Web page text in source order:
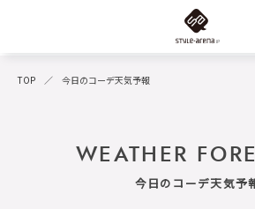
TOP 今日のコーデ天気予報
WEATHER
今日のコーデ天気予